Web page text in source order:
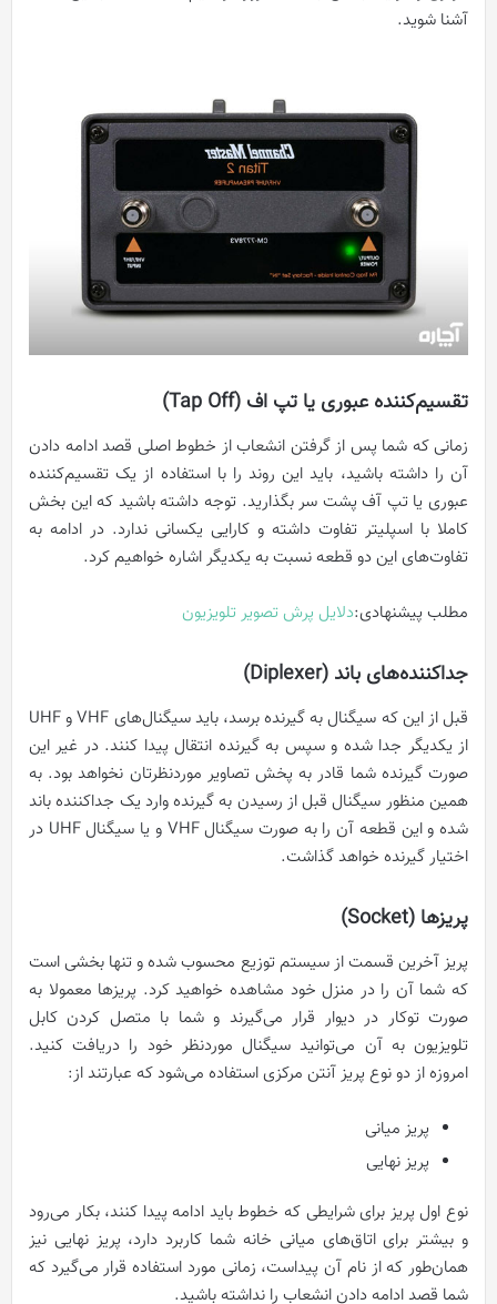
آشنا شوید.
تقسیم‌کننده عبوری یا تپ اف (Tap Off)
زمانی که شما پس از گرفتن انشعاب از خطوط اصلی قصد ادامه دادن
آن را داشته باشید، باید این روند را با استفاده از یک تقسیم‌کننده
عبوری یا تپ آف پشت سر بگذارید. توجه داشته باشید که این بخش
کاملا با اسپلیتر تفاوت داشته و کارایی یکسانی ندارد. در ادامه به
تفاوت‌های این دو قطعه نسبت به یکدیگر اشاره خواهیم کرد.
مطلب پیشنهادی:دلایل پرش تصویر تلویزیون
جداکننده‌های باند (Diplexer)
قبل از این که سیگنال به گیرنده برسد، باید سیگنال‌های VHF و UHF
از یکدیگر جدا شده و سپس به گیرنده انتقال پیدا کنند. در غیر این
صورت گیرنده شما قادر به پخش تصاویر موردنظرتان نخواهد بود. به
همین منظور سیگنال قبل از رسیدن به گیرنده وارد یک جداکننده باند
شده و این قطعه آن را به صورت سیگنال VHF و یا سیگنال UHF در
اختیار گیرنده خواهد گذاشت.
پریزها (Socket)
پریز آخرین قسمت از سیستم توزیع محسوب شده و تنها بخشی است
که شما آن را در منزل خود مشاهده خواهید کرد. پریزها معمولا به
صورت توکار در دیوار قرار می‌گیرند و شما با متصل کردن کابل
تلویزیون به آن می‌توانید سیگنال موردنظر خود را دریافت کنید.
امروزه از دو نوع پریز آنتن مرکزی استفاده می‌شود که عبارتند از:
پریز میانی
پریز نهایی
نوع اول پریز برای شرایطی که خطوط باید ادامه پیدا کنند، بکار می‌رود
و بیشتر برای اتاق‌های میانی خانه شما کاربرد دارد، پریز نهایی نیز
همان‌طور که از نام آن پیداست، زمانی مورد استفاده قرار می‌گیرد که
شما قصد ادامه دادن انشعاب را نداشته باشید.